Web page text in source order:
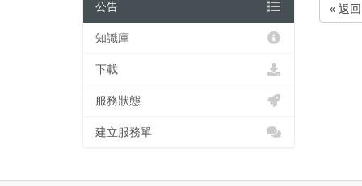
« 返回
公告
知識庫
下載
服務狀態
建立服務單